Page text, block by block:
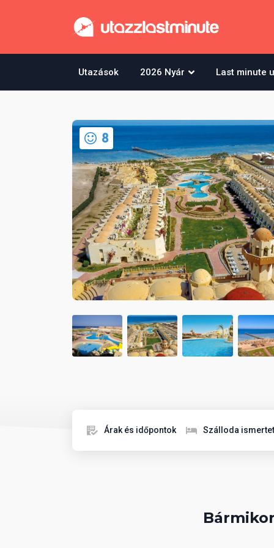
Utazások 2026 Nyár Last minute
8
Árak és időpontok Szálloda